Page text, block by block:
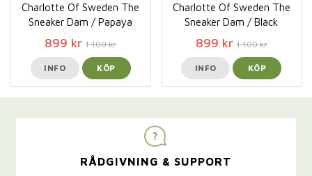
Charlotte Of Sweden The
Sneaker Dam / Papaya
899 kr 1 100 kr
INFO KÖP
Charlotte Of Sweden The
Sneaker Dam / Black
899 kr 1 100 kr
INFO KÖP
RÅDGIVNING & SUPPORT